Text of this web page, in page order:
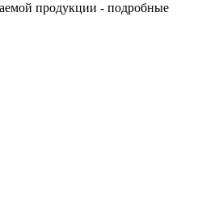
продукции - подробные